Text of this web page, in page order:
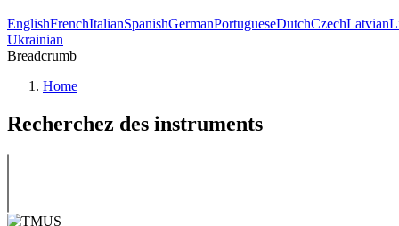
EnglishFrenchItalianSpanishGermanPortugueseDutchCzechLatvian
Ukrainian
Breadcrumb
Home
Recherchez des instruments